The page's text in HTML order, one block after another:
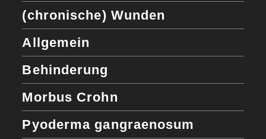
(chronische) Wunden
Allgemein
Behinderung
Morbus Crohn
Pyoderma gangraenosum